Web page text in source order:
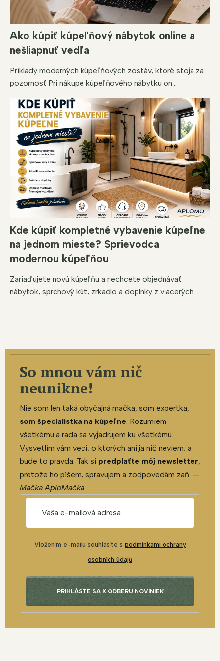
s
Ako kúpiť kúpeľňový nábytok online a
nešliapnuť vedľa
Príklady moderných kúpeľňových zostáv, ktoré stoja za
pozornosť Pri nákupe kúpeľňového nábytku on...
Kde kúpiť kompletné vybavenie kúpeľne
na jednom mieste? Sprievodca
modernou kúpeľňou
Zariaďujete novú kúpeľňu a nechcete objednávať
nábytok, sprchový kút, zrkadlo a doplnky z viacerých ...
So mnou vám nič
neunikne!
Nie som len taká obyčajná mačka, som expertka,
som špecialistka na kúpeľne. Rozumiem
všetkému a rada sa vyjadrujem ku všetkému.
Vysvetlím vám veci, o ktorých ani ja nič neviem, a
bude to pravda. Tak si predplaťte môj newsletter,
pretože ho píšem, spravujem a zodpovedám zaň. —
Mačka AploMačka
Vložením e-mailu souhlasíte s podmínkami ochrany
osobních údajů
PRIHLÁSTE SA K ODBERU NOVINIEK